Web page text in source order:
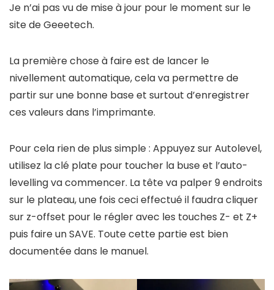
Je n’ai pas vu de mise à jour pour le moment sur le
site de Geeetech.
La première chose à faire est de lancer le
nivellement automatique, cela va permettre de
partir sur une bonne base et surtout d’enregistrer
ces valeurs dans l’imprimante.
Pour cela rien de plus simple : Appuyez sur Autolevel,
utilisez la clé plate pour toucher la buse et l’auto-
levelling va commencer. La tête va palper 9 endroits
sur le plateau, une fois ceci effectué il faudra cliquer
sur z-offset pour le régler avec les touches Z- et Z+
puis faire un SAVE. Toute cette partie est bien
documentée dans le manuel.